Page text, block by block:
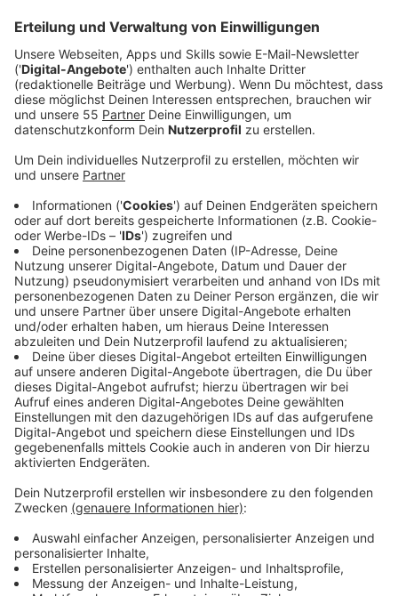
In 2019 feierte Avril Lavigne mit ihrem sechsten
Album "Head Above Water" ihr Comeback nach sechs
zurückgezogen, aber mit dem Album dann doch furios
zurückgemeldet und dabei ihre Borreliose-Erkrankung
publik gemacht hatte. In mehreren Ländern landete sie
damit in den Top 3 der Albumcharts. Danach wurde es
abermals ruhig um sie. Nun ist "Love Sux" draußen und
soll an ihre erfolgreichste Zeit anknüpfen - die 2000er.
Denn Blink-182-Drummer Travis Barker ist - wie beim
Erfolgsalbum "The Best Damn Thing" - wieder dabei
und auf "Love Sux" wird es wieder wild und laut statt
sanft und emotional. Hinzukommen interessante
Gäste auf ihrem Album, die dem ganzen vielleicht
nochmal mehr Antrieb geben könnten. So befindet sich
Bad Boy Machine Gun Kelly auf der Platte, ebenso wie
der Hip-Hopper "blackbear" und Blink-182-Bassist
Mark Hoppus. Ein Album, das Lavinge-Fans in alte
Zeiten zurückbekommen kann und sollte.
Anzeige